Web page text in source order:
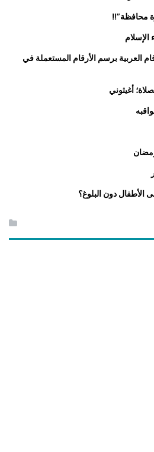
محافظة”!!
الإسلام
العربية برسم الأرقام المستعملة في
أغيثوني
الأطفال دون البلوغ؟